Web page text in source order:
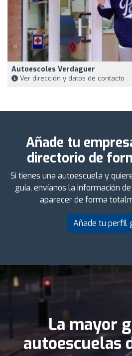
Autoescoles Verdaguer
Ver dirección y datos de contacto
Añade tu
directorio de
Si tienes una autoescuela y
guía, envíanos la información
aparecer de forma
Añade tu perfil
La mayor
autoescuelas